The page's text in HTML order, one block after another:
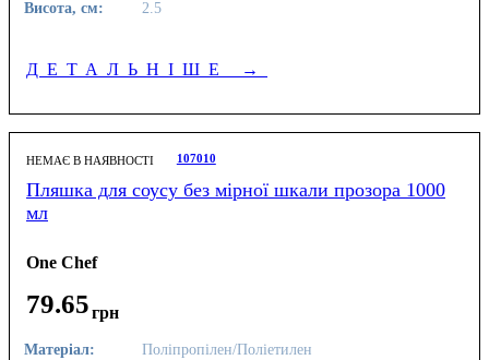
Висота, см:
2.5
ДЕТАЛЬНІШЕ →
НЕМАЄ В НАЯВНОСТІ 107010
Пляшка для соусу без мірної шкали прозора 1000
мл
One Chef
79.65грн
Матеріал:
Поліпропілен/Поліетилен